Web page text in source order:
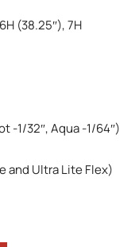
(38.25″), 7H
-1/32″, Aqua -1/64″)
and Ultra Lite Flex)